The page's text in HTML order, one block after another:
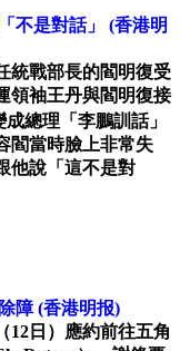
不是對話」
(香港明
統戰部長的閻明復受
領袖王丹與閻明復接
總理「李鵬訓話」
閻當時臉上非常失
他說「這不是對
障 (香港明报)
12日）應約前往五角